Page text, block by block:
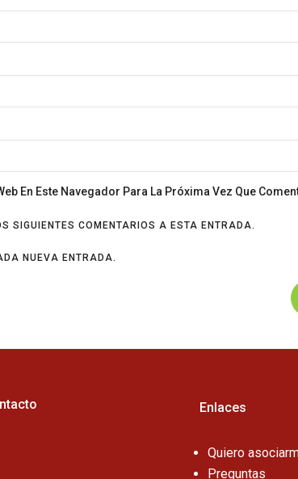
En Este Navegador Para La Próxima Vez Que
SIGUIENTES COMENTARIOS A ESTA ENTRADA.
NUEVA ENTRADA.
Enlaces
Quiero
Preguntas